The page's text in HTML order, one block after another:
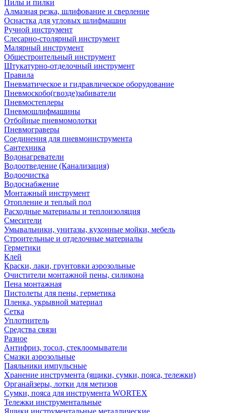
Пилы и пилки
Алмазная резка, шлифование и сверление
Оснастка для угловых шлифмашин
Ручной инструмент
Слесарно-столярный инструмент
Малярный инструмент
Общестроительный инструмент
Штукатурно-отделочный инструмент
Правила
Пневматическое и гидравлическое оборудование
Пневмоскобо(гвозде)забиватели
Пневмостеплеры
Пневмошлифмашины
Отбойные пневмомолотки
Пневмограверы
Соединения для пневмоинструмента
Сантехника
Водонагреватели
Водоотведение (Канализация)
Водоочистка
Водоснабжение
Монтажный инструмент
Отопление и теплый пол
Расходные материалы и теплоизоляция
Смесители
Умывальники, унитазы, кухонные мойки, мебель
Строительные и отделочные материалы
Герметики
Клей
Краски, лаки, грунтовки аэрозольные
Очистители монтажной пены, силикона
Пена монтажная
Пистолеты для пены, герметика
Пленка, укрывной материал
Сетка
Уплотнитель
Средства связи
Разное
Антифриз, тосол, стеклоомыватели
Смазки аэрозольные
Паяльники импульсные
Хранение инструмента (ящики, сумки, пояса, тележки)
Органайзеры, лотки для метизов
Сумки, пояса для инструмента WORTEX
Тележки инструментальные
Ящики инструментальные металлические